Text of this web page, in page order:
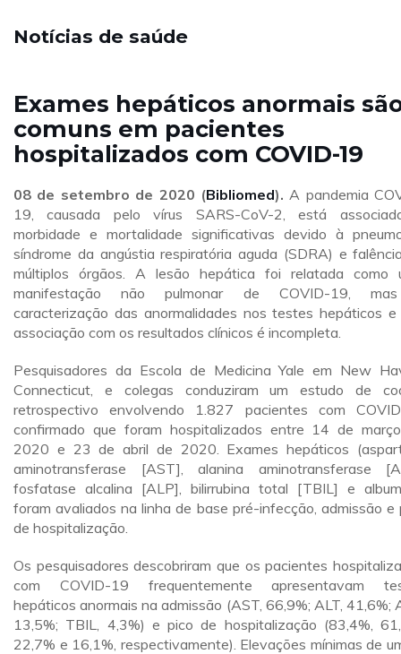
Notícias de saúde
Exames hepáticos anormais
comuns em pacientes
hospitalizados com COVID-19
08 de setembro de 2020 (Bibliomed). A pandemia
19, causada pelo vírus SARS-CoV-2, está
morbidade e mortalidade significativas devido à
síndrome da angústia respiratória aguda (SDRA) e
múltiplos órgãos. A lesão hepática foi relatada como
manifestação não pulmonar de COVID-19,
caracterização das anormalidades nos testes hepáticos e
associação com os resultados clínicos é incompleta.
Pesquisadores da Escola de Medicina Yale em New
Connecticut, e colegas conduziram um estudo de
retrospectivo envolvendo 1.827 pacientes com
confirmado que foram hospitalizados entre 14 de
2020 e 23 de abril de 2020. Exames hepáticos
aminotransferase [AST], alanina aminotransferase
fosfatase alcalina [ALP], bilirrubina total [TBIL] e
foram avaliados na linha de base pré-infecção, admissão e
de hospitalização.
Os pesquisadores descobriram que os pacientes
com COVID-19 frequentemente apresentavam
hepáticos anormais na admissão (AST, 66,9%; ALT, 41,6%;
13,5%; TBIL, 4,3%) e pico de hospitalização (83,4%,
22,7% e 16,1%, respectivamente). Elevações mínimas de